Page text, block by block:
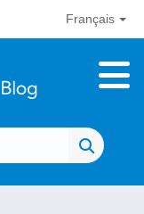
Français